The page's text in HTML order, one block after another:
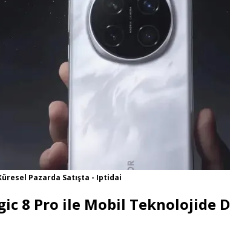
Pazarda Satışta - Iptidai
8 Pro ile Mobil Teknolojide